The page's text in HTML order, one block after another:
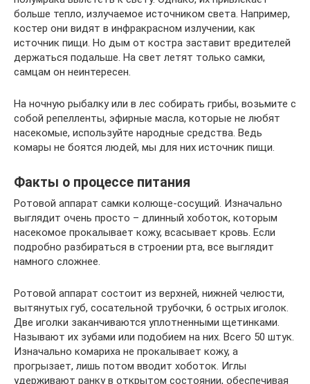
больше тепло, излучаемое источником света. Например,
костер они видят в инфракрасном излучении, как
источник пищи. Но дым от костра заставит вредителей
держаться подальше. На свет летят только самки,
самцам он неинтересен.
На ночную рыбалку или в лес собирать грибы, возьмите с
собой репелленты, эфирные масла, которые не любят
насекомые, используйте народные средства. Ведь
комары не боятся людей, мы для них источник пищи.
Факты о процессе питания
Ротовой аппарат самки колюще-сосущий. Изначально
выглядит очень просто – длинный хоботок, которым
насекомое прокалывает кожу, всасывает кровь. Если
подробно разбираться в строении рта, все выглядит
намного сложнее.
Ротовой аппарат состоит из верхней, нижней челюсти,
вытянутых губ, сосательной трубочки, 6 острых иголок.
Две иголки заканчиваются уплотненными щетинками.
Называют их зубами или подобием на них. Всего 50 штук.
Изначально комариха не прокалывает кожу, а
прогрызает, лишь потом вводит хоботок. Иглы
удерживают ранку в открытом состоянии, обеспечивая